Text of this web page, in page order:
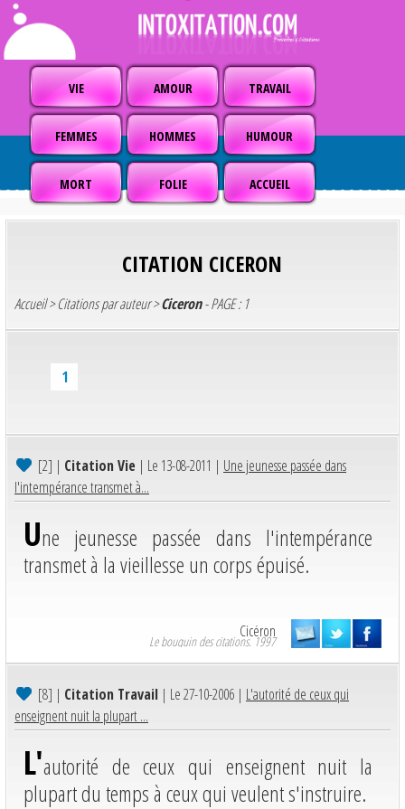
VIE AMOUR TRAVAIL
FEMMES HOMMES HUMOUR
MORT FOLIE ACCUEIL
CITATION CICERON
Accueil>Citations par auteur>Ciceron- PAGE : 1
1
[2] | Citation Vie | Le 13-08-2011 | Une jeunesse passée dans
l'intempérance transmet à...
Une jeunesse passée dans l'intempérance
transmet à la vieillesse un corps épuisé.
Cicéron
Le bouquin des citations. 1997
[8] | Citation Travail | Le 27-10-2006 | L'autorité de ceux qui
enseignent nuit la plupart ...
L'autorité de ceux qui enseignent nuit la
plupart du temps à ceux qui veulent s'instruire.